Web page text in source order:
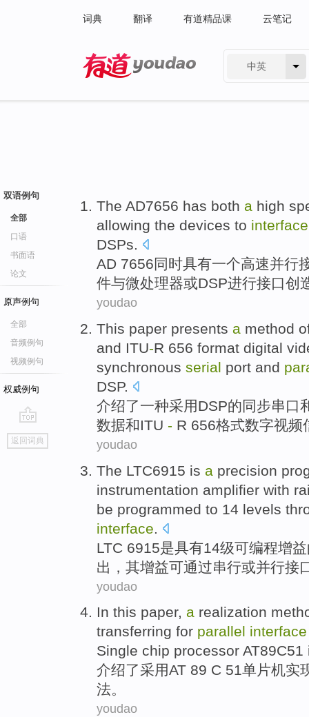
词典 翻译 有道精品课 云笔记
中英
双语例句
全部
口语
书面语
论文
原声例句
全部
音频例句
视频例句
权威例句
go
top
返回词典
The AD7656 has both a high
allowing the devices to interface
DSPs.
AD 7656同时具有一个高速并行
件与微处理器或DSP进行接口创
youdao
This paper presents a method
and ITU-R 656 format digital
synchronous serial port and
DSP.
介绍了一种采用DSP的同步串口
数据和ITU - R 656格式数字视频
youdao
The LTC6915 is a precision
instrumentation amplifier with
be programmed to 14 levels
interface
LTC 6915是具有14级可编程增益
出 ， 其增益可通过串行或并行接
youdao
In this paper, a realization
transferring for parallel interface
Single chip processor AT89C51
介绍了采用AT 89 C 51单片机实
法。
youdao